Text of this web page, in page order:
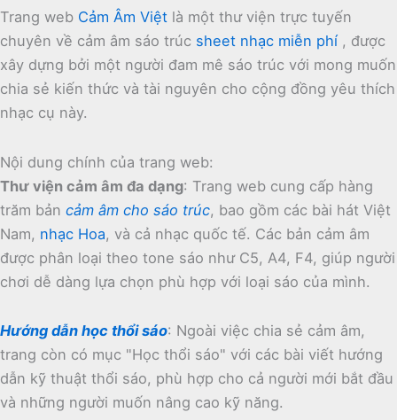
Trang web Cảm Âm Việt là một thư viện trực tuyến
chuyên về cảm âm sáo trúc sheet nhạc miễn phí , được
xây dựng bởi một người đam mê sáo trúc với mong muốn
chia sẻ kiến thức và tài nguyên cho cộng đồng yêu thích
nhạc cụ này.
Nội dung chính của trang web:
Thư viện cảm âm đa dạng: Trang web cung cấp hàng
trăm bản cảm âm cho sáo trúc, bao gồm các bài hát Việt
Nam, nhạc Hoa, và cả nhạc quốc tế. Các bản cảm âm
được phân loại theo tone sáo như C5, A4, F4, giúp người
chơi dễ dàng lựa chọn phù hợp với loại sáo của mình.
Hướng dẫn học thổi sáo: Ngoài việc chia sẻ cảm âm,
trang còn có mục "Học thổi sáo" với các bài viết hướng
dẫn kỹ thuật thổi sáo, phù hợp cho cả người mới bắt đầu
và những người muốn nâng cao kỹ năng.